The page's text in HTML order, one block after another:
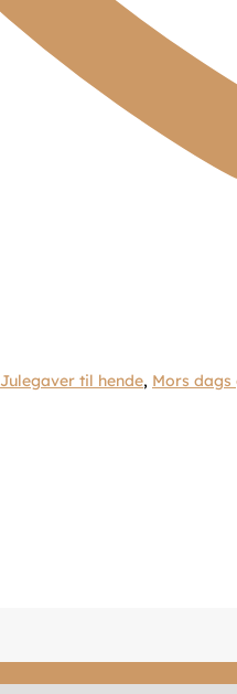
Julegaver til hende, Mors dags